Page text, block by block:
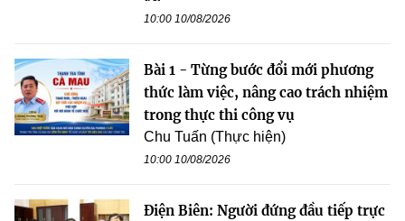
10:00 10/08/2026
Bài 1 - Từng bước đổi mới phương
thức làm việc, nâng cao trách nhiệm
trong thực thi công vụ
Chu Tuấn (Thực hiện)
10:00 10/08/2026
Điện Biên: Người đứng đầu tiếp trực